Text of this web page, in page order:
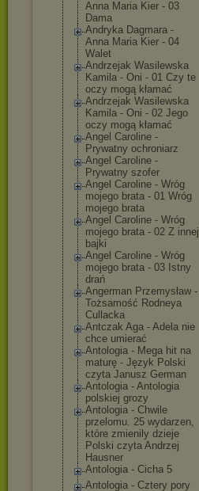
Anna Maria Kier - 03
Dama
Andryka Dagmara -
Anna Maria Kier - 04
Walet
Andrzejak Wasilewska
Kamila - Oni - 01 Czy te
oczy mogą kłamać
Andrzejak Wasilewska
Kamila - Oni - 02 Jego
oczy mogą kłamać
Angel Caroline -
Prywatny ochroniarz
Angel Caroline -
Prywatny szofer
Angel Caroline - Wróg
mojego brata - 01 Wróg
mojego brata
Angel Caroline - Wróg
mojego brata - 02 Z innej
bajki
Angel Caroline - Wróg
mojego brata - 03 Istny
drań
Angerman Przemysław -
Tożsamość Rodneya
Cullacka
Antczak Aga - Adela nie
chce umierać
Antologia - Mega hit na
maturę - Język Polski
czyta Janusz German
Antologia - Antologia
polskiej grozy
Antologia - Chwile
przelomu. 25 wydarzen,
które zmienily dzieje
Polski czyta Andrzej
Hausner
Antologia - Cicha 5
Antologia - Cztery pory